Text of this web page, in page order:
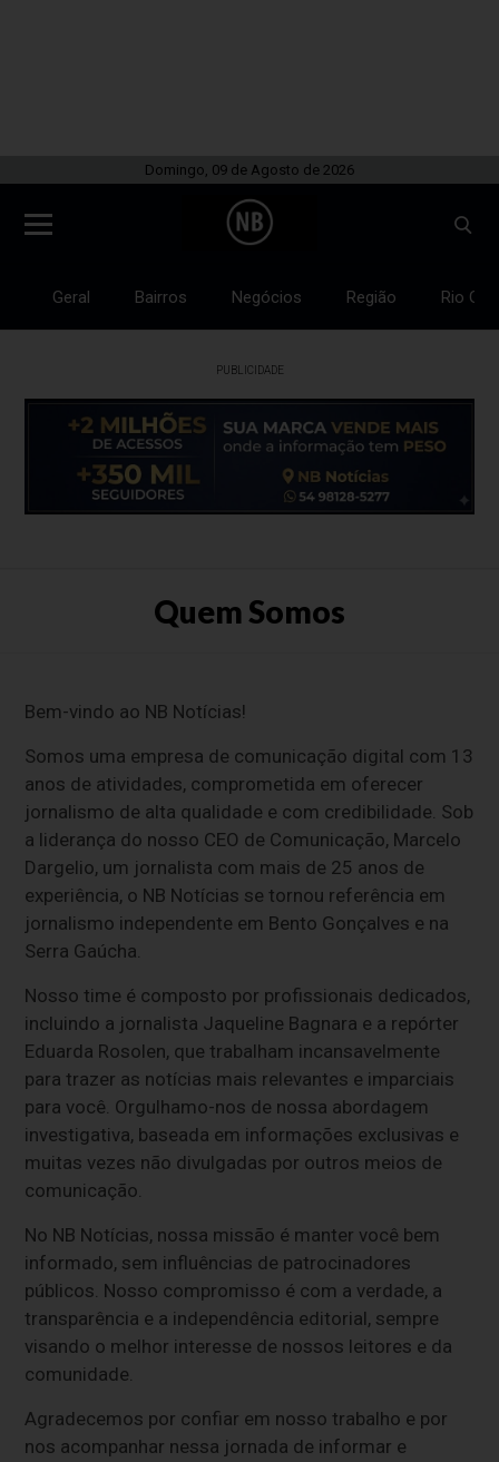
Domingo, 09 de Agosto de 2026
Geral Bairros Negócios Região Rio
PUBLICIDADE
Quem Somos
Bem-vindo ao NB Notícias!
Somos uma empresa de comunicação digital com 13
anos de atividades, comprometida em oferecer
jornalismo de alta qualidade e com credibilidade. Sob
a liderança do nosso CEO de Comunicação, Marcelo
Dargelio, um jornalista com mais de 25 anos de
experiência, o NB Notícias se tornou referência em
jornalismo independente em Bento Gonçalves e na
Serra Gaúcha.
Nosso time é composto por profissionais dedicados,
incluindo a jornalista Jaqueline Bagnara e a repórter
Eduarda Rosolen, que trabalham incansavelmente
para trazer as notícias mais relevantes e imparciais
para você. Orgulhamo-nos de nossa abordagem
investigativa, baseada em informações exclusivas e
muitas vezes não divulgadas por outros meios de
comunicação.
No NB Notícias, nossa missão é manter você bem
informado, sem influências de patrocinadores
públicos. Nosso compromisso é com a verdade, a
transparência e a independência editorial, sempre
visando o melhor interesse de nossos leitores e da
comunidade.
Agradecemos por confiar em nosso trabalho e por
nos acompanhar nessa jornada de informar e